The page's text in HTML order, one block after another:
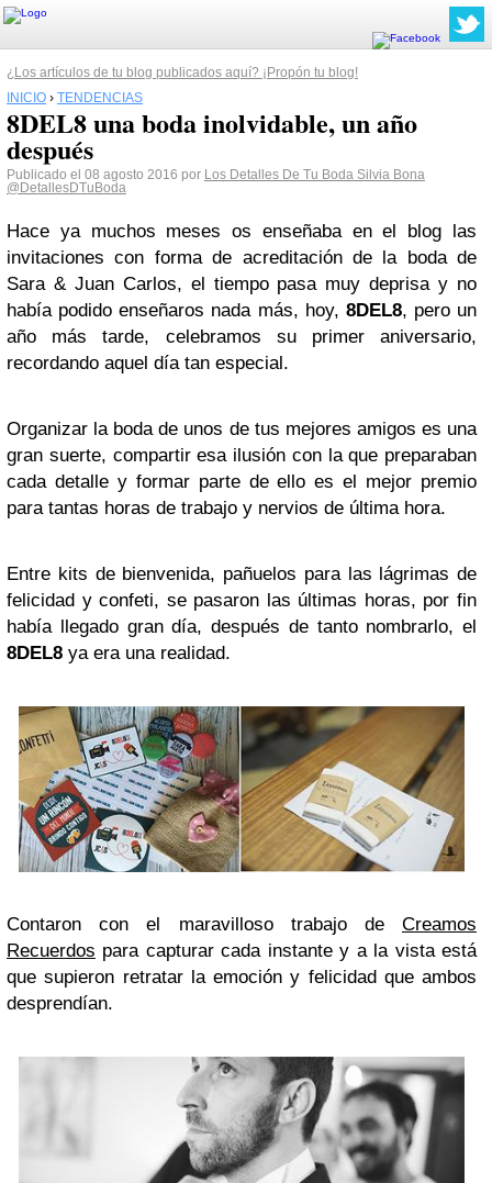
¿Los artículos de tu blog publicados aquí? ¡Propón tu blog!
INICIO › TENDENCIAS
8DEL8 una boda inolvidable, un año
después
Publicado el 08 agosto 2016 por Los Detalles De Tu Boda Silvia Bona
@DetallesDTuBoda
Hace ya muchos meses os enseñaba en el blog las
invitaciones con forma de acreditación de la boda de
Sara & Juan Carlos, el tiempo pasa muy deprisa y no
había podido enseñaros nada más, hoy, 8DEL8, pero un
año más tarde, celebramos su primer aniversario,
recordando aquel día tan especial.
Organizar la boda de unos de tus mejores amigos es una
gran suerte, compartir esa ilusión con la que preparaban
cada detalle y formar parte de ello es el mejor premio
para tantas horas de trabajo y nervios de última hora.
Entre kits de bienvenida, pañuelos para las lágrimas de
felicidad y confeti, se pasaron las últimas horas, por fin
había llegado gran día, después de tanto nombrarlo, el
8DEL8 ya era una realidad.
Contaron con el maravilloso trabajo de Creamos
Recuerdos para capturar cada instante y a la vista está
que supieron retratar la emoción y felicidad que ambos
desprendían.